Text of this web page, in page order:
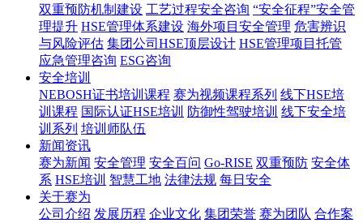
双重预防机制建设 工艺过程安全咨询 “安全征程”安全管
理提升 HSE管理体系建设 海外项目安全管理 危害辨识
与风险评估 集团公司HSE顶层设计 HSE管理项目托管
应急管理咨询 ESG咨询
安全培训
NEBOSH证书培训课程 赛为视频课程系列 线下HSE培
训课程 国际认证HSE培训 防御性驾驶培训 线下安全培
训系列 培训师队伍
新闻资讯
赛为新闻 安全管理 安全百问 Go-RISE 双重预防 安全体
系 HSE培训 智慧工地 法律法规 每日安全
关于赛为
公司介绍 发展历程 企业文化 集团荣誉 赛为团队 合作案